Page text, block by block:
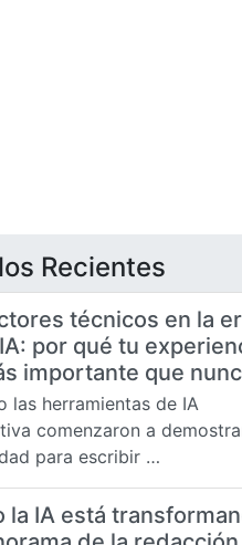
Recientes
técnicos en la
por qué tu
importante que
las herramientas de IA
comenzaron a
para escribir …
la IA está